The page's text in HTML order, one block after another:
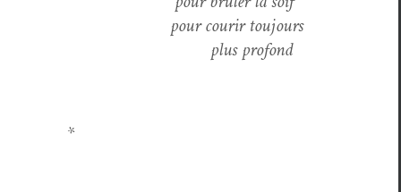
pour courir toujours
plus profond
*